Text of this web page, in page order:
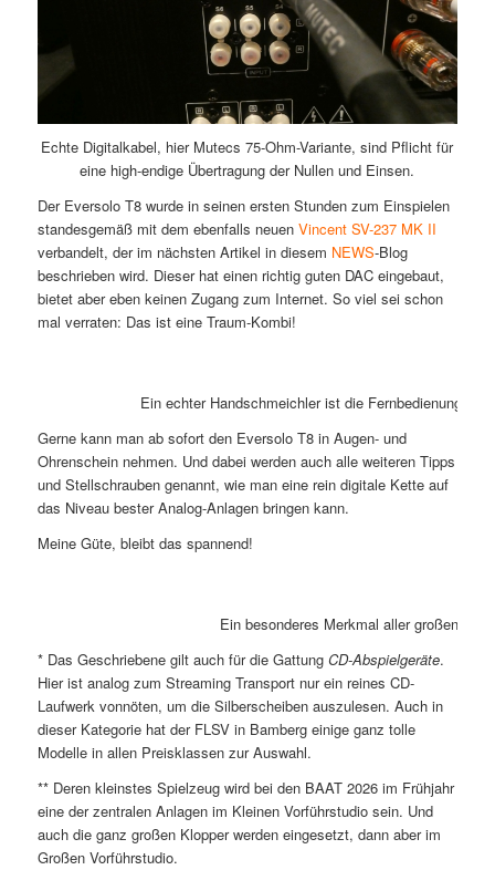
Echte Digitalkabel, hier Mutecs 75-Ohm-Variante, sind Pflicht für
eine high-endige Übertragung der Nullen und Einsen.
Der Eversolo T8 wurde in seinen ersten Stunden zum Einspielen
standesgemäß mit dem ebenfalls neuen Vincent SV-237 MK II
verbandelt, der im nächsten Artikel in diesem NEWS-Blog
beschrieben wird. Dieser hat einen richtig guten DAC eingebaut,
bietet aber eben keinen Zugang zum Internet. So viel sei schon
mal verraten: Das ist eine Traum-Kombi!
Ein echter Handschmeichler ist die Fernbedienung
Gerne kann man ab sofort den Eversolo T8 in Augen- und
Ohrenschein nehmen. Und dabei werden auch alle weiteren Tipps
und Stellschrauben genannt, wie man eine rein digitale Kette auf
das Niveau bester Analog-Anlagen bringen kann.
Meine Güte, bleibt das spannend!
Ein besonderes Merkmal aller großen
* Das Geschriebene gilt auch für die Gattung CD-Abspielgeräte.
Hier ist analog zum Streaming Transport nur ein reines CD-
Laufwerk vonnöten, um die Silberscheiben auszulesen. Auch in
dieser Kategorie hat der FLSV in Bamberg einige ganz tolle
Modelle in allen Preisklassen zur Auswahl.
** Deren kleinstes Spielzeug wird bei den BAAT 2026 im Frühjahr
eine der zentralen Anlagen im Kleinen Vorführstudio sein. Und
auch die ganz großen Klopper werden eingesetzt, dann aber im
Großen Vorführstudio.